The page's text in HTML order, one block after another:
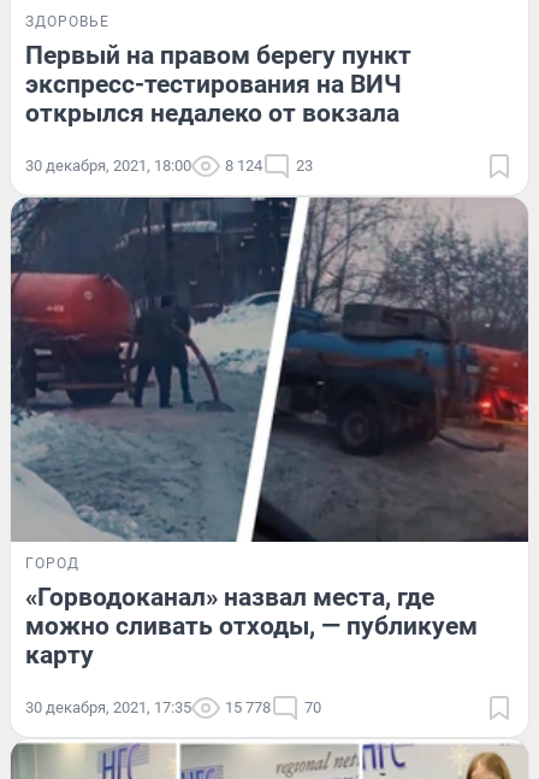
ЗДОРОВЬЕ
Первый на правом берегу пункт
экспресс-тестирования на ВИЧ
открылся недалеко от вокзала
30 декабря, 2021, 18:00 8 124 23
ГОРОД
«Горводоканал» назвал места, где
можно сливать отходы, — публикуем
карту
30 декабря, 2021, 17:35 15 778 70